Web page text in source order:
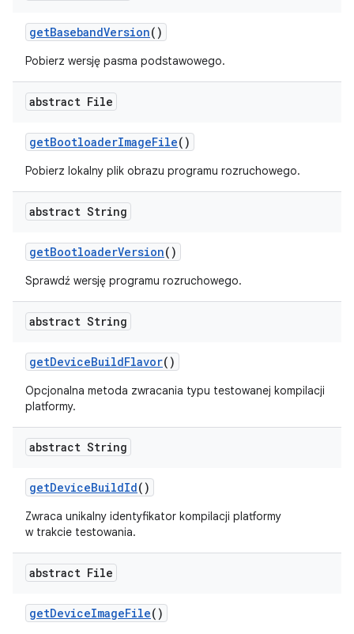
getBasebandVersion()
Pobierz wersję pasma podstawowego.
abstract File
getBootloaderImageFile()
Pobierz lokalny plik obrazu programu rozruchowego.
abstract String
getBootloaderVersion()
Sprawdź wersję programu rozruchowego.
abstract String
getDeviceBuildFlavor()
Opcjonalna metoda zwracania typu testowanej kompilacji
platformy.
abstract String
getDeviceBuildId()
Zwraca unikalny identyfikator kompilacji platformy
w trakcie testowania.
abstract File
getDeviceImageFile()